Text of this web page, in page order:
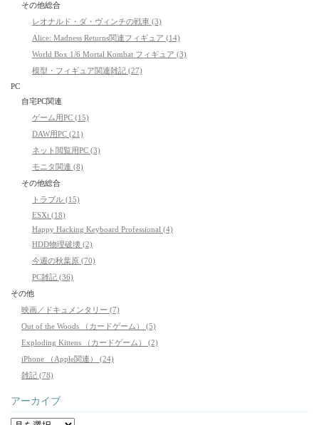
その他総合
レオナルド・ダ・ヴィンチの戦車 (3)
Alice: Madness Returns関連フィギュア (14)
World Box 1/6 Mortal Kombat フィギュア (3)
模型・フィギュア関連雑記 (27)
PC
自宅PC関連
ゲーム用PC (15)
DAW用PC (21)
ネット閲覧用PC (3)
モニタ関連 (8)
その他総合
トラブル (15)
ESXi (18)
Happy Hacking Keyboard Professional (4)
HDD物理破壊 (2)
今週の秋葉原 (70)
PC雑記 (36)
その他
映画／ドキュメンタリー (7)
Out of the Woods （カードゲーム） (5)
Exploding Kittens （カードゲーム） (2)
iPhone （Apple関連） (24)
雑記 (78)
アーカイブ